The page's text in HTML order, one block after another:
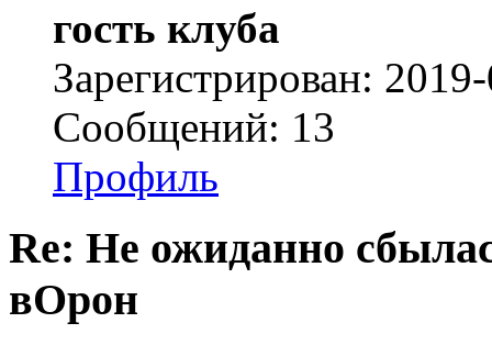
гость клуба
Зарегистрирован:
Сообщений: 13
Профиль
Re: Не ожиданно
вОрон